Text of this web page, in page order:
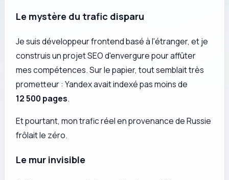
Le mystère du trafic disparu
Je suis développeur frontend basé à l'étranger, et je
construis un projet SEO d'envergure pour affûter
mes compétences. Sur le papier, tout semblait très
prometteur : Yandex avait indexé pas moins de
12 500 pages.
Et pourtant, mon trafic réel en provenance de Russie
frôlait le zéro.
Le mur invisible